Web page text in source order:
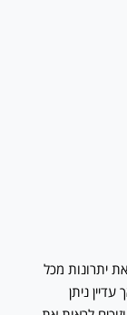
יתרונות מכל
ניתן